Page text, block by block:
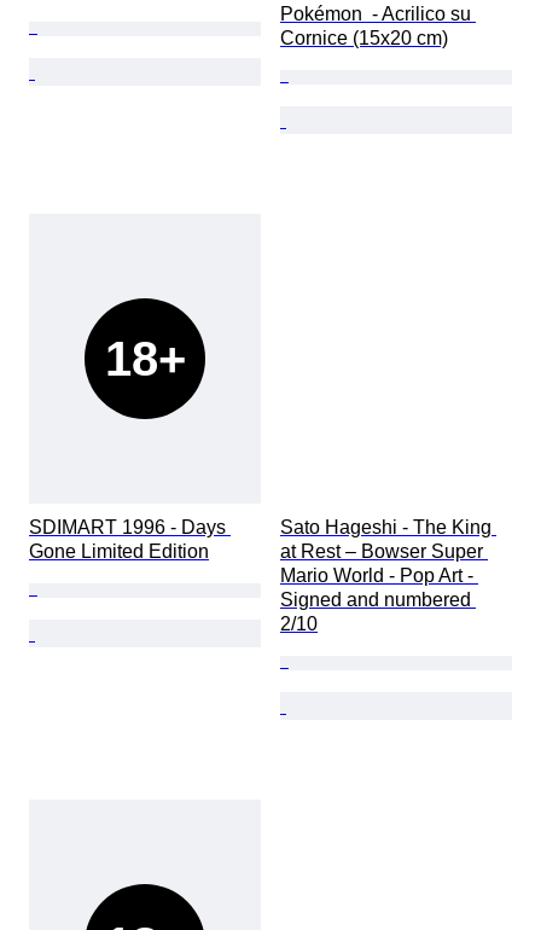
Pokémon  - Acrilico su
Cornice (15x20 cm)
18+
SDIMART 1996 - Days
Gone Limited Edition
Sato Hageshi - The King
at Rest – Bowser Super
Mario World - Pop Art -
Signed and numbered
2/10